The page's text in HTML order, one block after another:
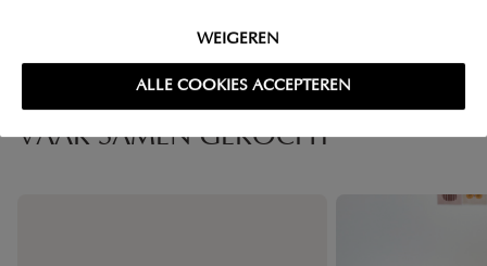
WEIGEREN
ALLE COOKIES ACCEPTEREN
High-contrast mode
VAAK SAMEN GEKOCHT